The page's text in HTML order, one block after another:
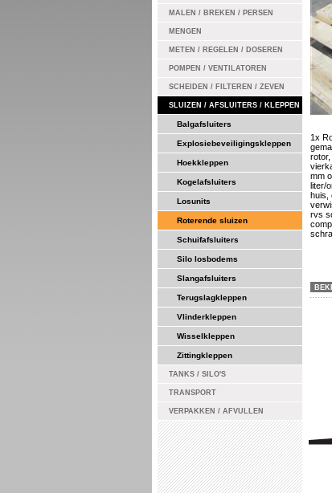
MALEN / BREKEN / PERSEN
MENGEN
METEN / REGELEN / DOSEREN
POMPEN / VENTILATOREN
SCHEIDEN / FILTEREN / ZEVEN
SLUIZEN / AFSLUITERS / KLEPPEN
Balgafsluiters
Explosiebeveiligingskleppen
Hoekkleppen
Kogelafsluiters
Losunits
Roterende sluizen
Schuifafsluiters
Silo losbodems
Slangafsluiters
Terugslagkleppen
Vlinderkleppen
Wisselkleppen
Zittingkleppen
TANKS / SILO'S
TRANSPORT
VERPAKKEN / AFVULLEN
1x
mm
liter/
huis,
rvs